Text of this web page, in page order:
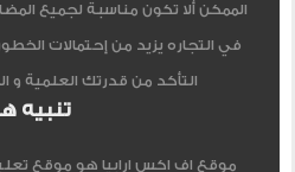
الممكن ألا تكون مناسبة لجميع
في التجاره يزيد من إحتمالات
التأكد من قدرتك العلمية و
تنبيه
موقع اف اكس ارابيا هو موقع